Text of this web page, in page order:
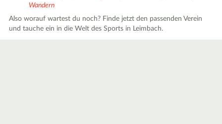
Wandern
Also worauf wartest du noch? Finde jetzt den passenden Verein
und tauche ein in die Welt des Sports in Leimbach.